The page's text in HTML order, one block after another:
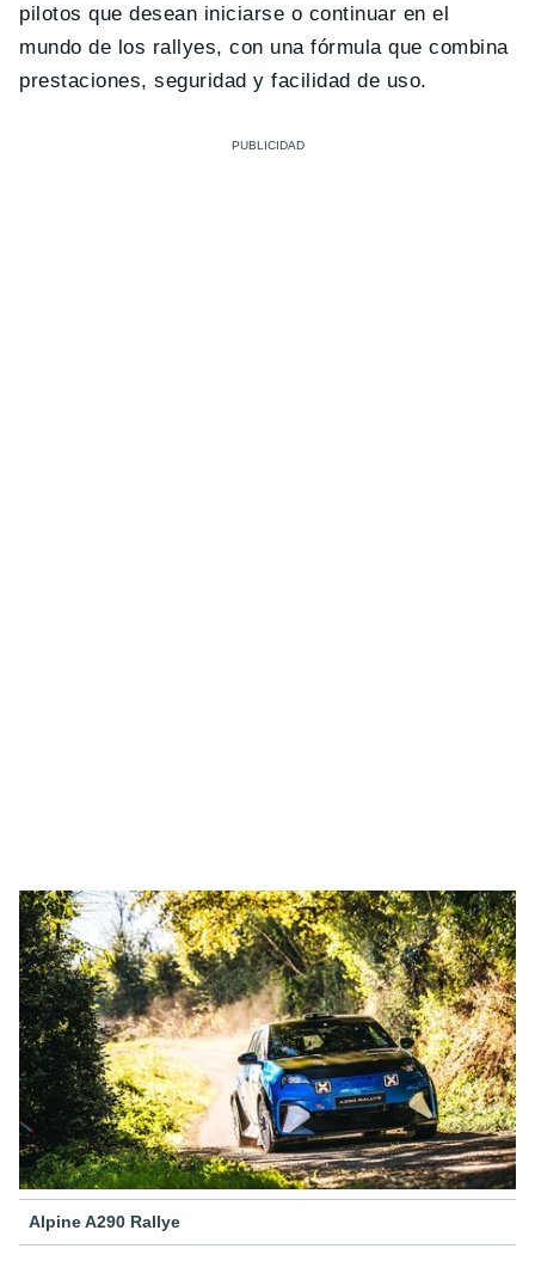
pilotos que desean iniciarse o continuar en el
mundo de los rallyes, con una fórmula que combina
prestaciones, seguridad y facilidad de uso.
Alpine A290 Rallye